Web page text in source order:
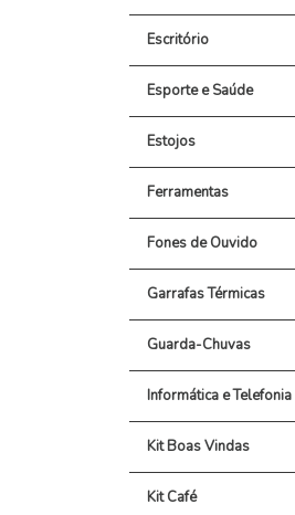
Escritório
Esporte e Saúde
Estojos
Ferramentas
Fones de Ouvido
Garrafas Térmicas
Guarda-Chuvas
Informática e Telefonia
Kit Boas Vindas
Kit Café